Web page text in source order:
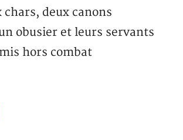
chars, deux canons
obusier et leurs servants
hors combat